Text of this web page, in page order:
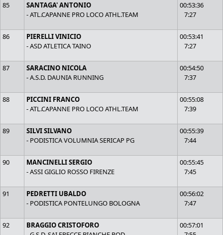
85
SANTAGA' ANTONIO
- ATL.CAPANNE PRO LOCO ATHL.TEAM
00:53:36
7:27
86
PIERELLI VINICIO
- ASD ATLETICA TAINO
00:53:41
7:27
87
SARACINO NICOLA
- A.S.D. DAUNIA RUNNING
00:54:50
7:37
88
PICCINI FRANCO
- ATL.CAPANNE PRO LOCO ATHL.TEAM
00:55:08
7:39
89
SILVI SILVANO
- PODISTICA VOLUMNIA SERICAP PG
00:55:39
7:44
90
MANCINELLI SERGIO
- ASSI GIGLIO ROSSO FIRENZE
00:55:45
7:45
91
PEDRETTI UBALDO
- PODISTICA PONTELUNGO BOLOGNA
00:56:02
7:47
92
BRAGGIO CRISTOFORO
00:57:01